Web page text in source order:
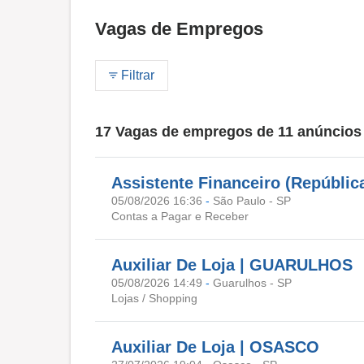
Vagas de Empregos
Filtrar
17 Vagas de empregos de 11 anúncios
Assistente Financeiro
05/08/2026 16:36 - São Paulo - SP
Contas a Pagar e Receber
Auxiliar De Loja | GUARULHOS
05/08/2026 14:49 - Guarulhos - SP
Lojas / Shopping
Auxiliar De Loja | OSASCO